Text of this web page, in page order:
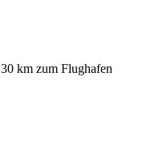
30 km zum Flughafen